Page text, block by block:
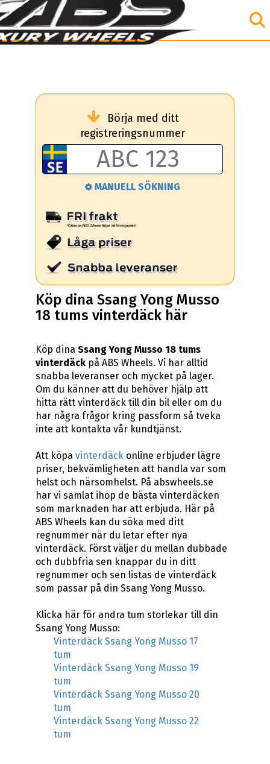
Börja med ditt
registreringsnummer
MANUELL SÖKNING
Köp dina Ssang Yong Musso
18 tums vinterdäck här
Köp dina Ssang Yong Musso 18 tums
vinterdäckpå ABS Wheels. Vi har alltid
snabba leveranser och mycket på lager.
Om du känner att du behöver hjälp att
hitta rätt vinterdäck till din bil eller om du
har några frågor kring passform så tveka
inte att kontakta vår kundtjänst.
Att köpa vinterdäckonline erbjuder lägre
priser, bekvämligheten att handla var som
helst och närsomhelst. På abswheels.se
har vi samlat ihop de bästa vinterdäcken
som marknaden har att erbjuda. Här på
ABS Wheels kan du söka med ditt
regnummer när du letar efter nya
vinterdäck. Först väljer du mellan dubbade
och dubbfria sen knappar du in ditt
regnummer och sen listas de vinterdäck
som passar på din Ssang Yong Musso.
Klicka här för andra tum storlekar till din
Ssang Yong Musso:
Vinterdäck Ssang Yong Musso 17
tum
Vinterdäck Ssang Yong Musso 19
tum
Vinterdäck Ssang Yong Musso 20
tum
Vinterdäck Ssang Yong Musso 22
tum